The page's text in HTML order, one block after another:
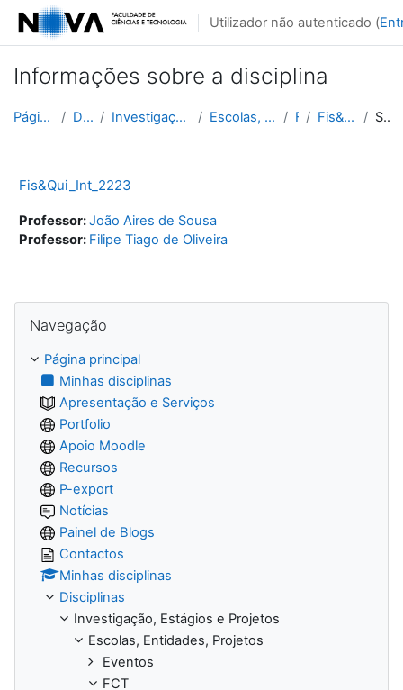
Ir para o conteúdo principal
Utilizador não autenticado (
Informações sobre a disciplina
Página principal Disciplinas Investigação, Estágios e Projetos Escolas, Entidades, Projetos FCT Fis&Qui_Int_2223 Sumário
Fis&Qui_Int_2223
Professor:João Aires de Sousa
Professor: Filipe Tiago de Oliveira
Navegação
Página principal
Minhas disciplinas
Apresentação e Serviços
Portfolio
Apoio Moodle
Recursos
P-export
Notícias
Painel de Blogs
Contactos
Minhas disciplinas
Disciplinas
Investigação, Estágios e Projetos
Escolas, Entidades, Projetos
Eventos
FCT